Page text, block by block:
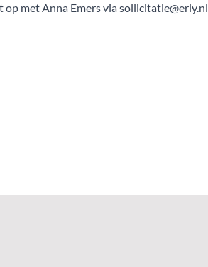
met Anna Emers viasollicitatie@erly.nl